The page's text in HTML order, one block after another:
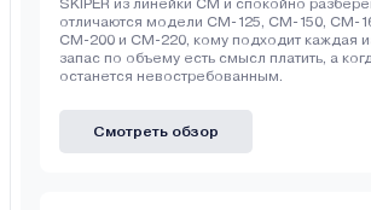
SKIPER из линейки CM и спокойно
отличаются модели CM-125, CM-150, CM-
CM-200 и CM-220, кому подходит каждая
запас по объему есть смысл платить, а
останется невостребованным.
Смотреть обзор